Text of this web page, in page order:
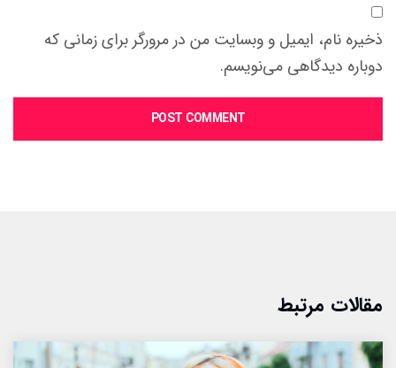
ذخیره نام، ایمیل و وبسایت من در مرورگر برای زمانی که
دوباره دیدگاهی می‌نویسم.
POST COMMENT
مقالات مرتبط